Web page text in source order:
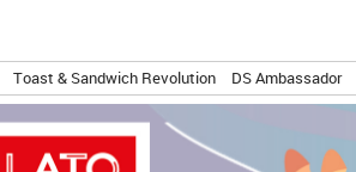
Toast & Sandwich Revolution DS Ambassador